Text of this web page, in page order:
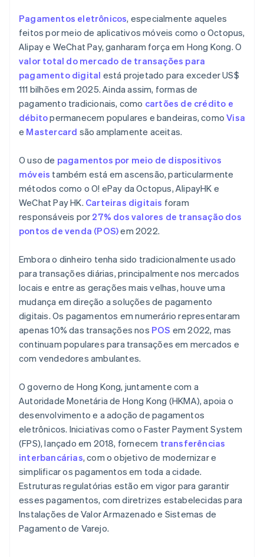
Pagamentos eletrônicos, especialmente aqueles
feitos por meio de aplicativos móveis como o Octopus,
Alipay e WeChat Pay, ganharam força em Hong Kong. O
valor total do mercado de transações para
pagamento digital está projetado para exceder US$
111 bilhões em 2025. Ainda assim, formas de
pagamento tradicionais, como cartões de crédito e
débitopermanecem populares e bandeiras, comoVisa
e Mastercard são amplamente aceitas.
O uso de pagamentos por meio de dispositivos
móveis também está em ascensão, particularmente
métodos como o O! ePay da Octopus, AlipayHK e
WeChat Pay HK. Carteiras digitais foram
responsáveis por 27% dos valores de transação dos
pontos de venda (POS)em 2022.
Embora o dinheiro tenha sido tradicionalmente usado
para transações diárias, principalmente nos mercados
locais e entre as gerações mais velhas, houve uma
mudança em direção a soluções de pagamento
digitais. Os pagamentos em numerário representaram
apenas 10% das transações nos POS em 2022, mas
continuam populares para transações em mercados e
com vendedores ambulantes.
O governo de Hong Kong, juntamente com a
Autoridade Monetária de Hong Kong (HKMA), apoia o
desenvolvimento e a adoção de pagamentos
eletrônicos. Iniciativas como o Faster Payment System
(FPS), lançado em 2018, fornecem transferências
interbancárias, com o objetivo de modernizar e
simplificar os pagamentos em toda a cidade.
Estruturas regulatórias estão em vigor para garantir
esses pagamentos, com diretrizes estabelecidas para
Instalações de Valor Armazenado e Sistemas de
Pagamento de Varejo.